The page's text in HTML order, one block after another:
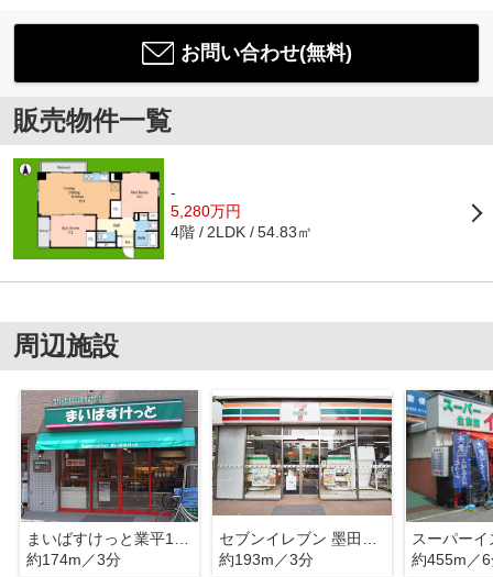
お問い合わせ(無料)
販売物件一覧
-
5,280万円
4階 2LDK 54.83㎡
周辺施設
まいばすけっと業平1丁目店
約174m／3分
セブンイレブン 墨田業平１丁目
約193m／3分
スーパーイ
約455m／